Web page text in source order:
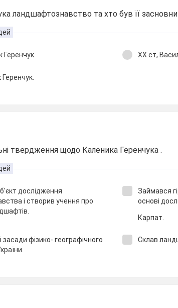
ландшафтознавство та хто був її
Геренчук. XX ст,
твердження щодо Каленика Геренчука .
дослідження
і створив учення про
Займався
основі
Карпат.
засади фізико- географічного
Склав